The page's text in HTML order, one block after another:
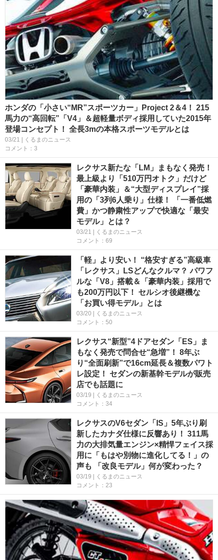
ホンダの「小さい“MR”スポーツカー」Project 2＆4！ 215
馬力の“高回転”「V4」＆超軽量ボディ採用していた2015年
登場コンセプト！ 全長3mの本格スポーツモデルとは
03/21 | くるまのニュース
コメント：3
レクサス新たな「LM」まもなく発売！
最上級より「510万円オトク」だけど
「豪華内装」＆“大型ディスプレイ”採
用の「3列6人乗り」仕様！ 「一番低燃
費」かつ静粛性アップで快適な「最安
モデル」とは？
03/21 | くるまのニュース
コメント：69
「軽」より安い！ “格安すぎる”高級車
「レクサス」LSどんなクルマ？ パワフ
ルな「V8」搭載＆「豪華内装」採用で
も200万円以下！ セルシオ後継機な
「お買い得モデル」とは
03/20 | くるまのニュース
コメント：50
レクサス“新型”4ドアセダン「ES」ま
もなく発売で問合せ“急増”！ 8年ぶ
り“全面刷新”で16cm延長＆複数パワト
レ設定！ セダンの新基幹モデルが販売
店でも話題に
03/19 | くるまのニュース
コメント：34
レクサスのV6セダン「IS」5年ぶり刷
新したカナダ仕様に反響あり！ 311馬
力の大排気量エンジン×精悍フェイス採
用に「もはや別物に進化してる！」の
声も 「改良モデル」何が変わった？
03/19 | くるまのニュース
コメント：23